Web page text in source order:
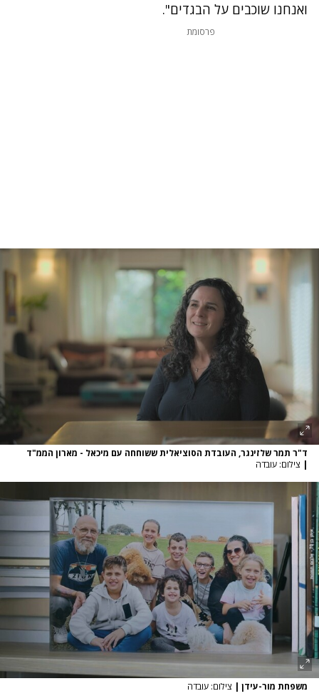
ואנחנו שוכבים על הבגדים".
פרסומת
ד"ר תמר שלזינגר, העובדת הסוציאלית ששוחחה עם מיכאל - מארון הממ"ד
| צילום: עובדה
משפחת מור-עידן | צילום: עובדה